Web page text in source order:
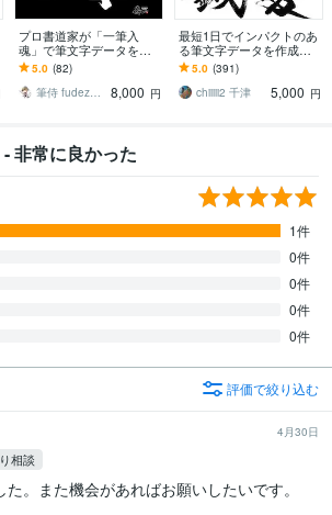
プロ書道家が「一筆入
魂」で筆文字データを作
成します 魂を込めた唯一
無二の筆文字作品！☆商
用利用OK、著作権譲渡☆
5.0 (82)
筆侍 fudezamurai
8,000 円
最短1日でインパクトのあ
る筆文字データを作成し
ます 高解像度データをス
ピード納品いたします！
5.0 (391)
chiiiii2 千津
5,000 円
非常に良かった
1件
0件
0件
0件
0件
評価で絞り込む
4月30日
相談
。また機会があればお願いしたいです。